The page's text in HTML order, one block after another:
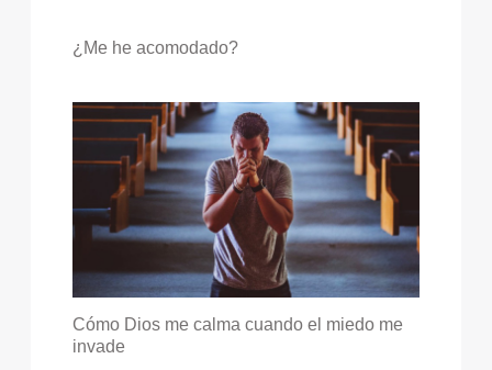
¿Me he acomodado?
Cómo Dios me calma cuando el miedo me
invade